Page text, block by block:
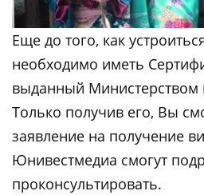
Еще до того, как
необходимо иметь
выданный
Только получив его, Вы
заявление на получение
Юнивестмедиа смогут
проконсультировать.